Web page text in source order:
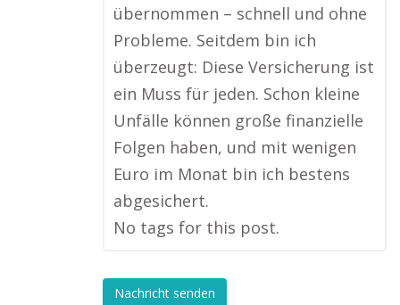
übernommen – schnell und ohne
Probleme. Seitdem bin ich
überzeugt: Diese Versicherung ist
ein Muss für jeden. Schon kleine
Unfälle können große finanzielle
Folgen haben, und mit wenigen
Euro im Monat bin ich bestens
abgesichert.
No tags for this post.
Nachricht senden